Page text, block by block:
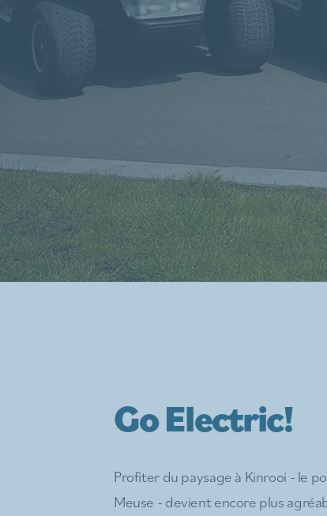
Go Electric!
Profiter du paysage à Kinrooi - le
Meuse - devient encore plus